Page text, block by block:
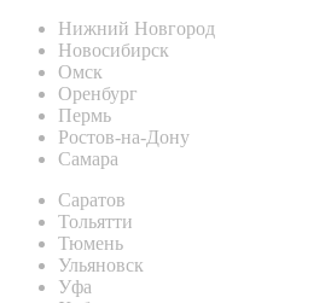
Нижний Новгород
Новосибирск
Омск
Оренбург
Пермь
Ростов-на-Дону
Самара
Саратов
Тольятти
Тюмень
Ульяновск
Уфа